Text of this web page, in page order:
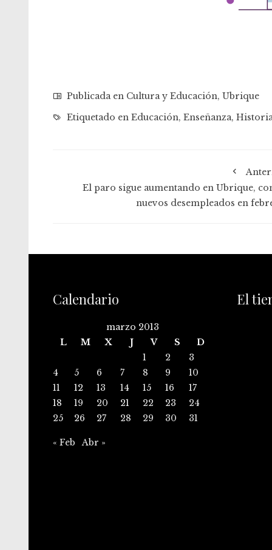
Publicada en Cultura y Educación, Ubrique
Etiquetado en Educación, Enseñanza,
El paro sigue aumentando en Ubrique,
nuevos desempleados en
Calendario
marzo 2013
L
M X J V S
D
1
2
3
4
5 6 7 8 9
10
11
12 13 14 15 16
17
18
19 20 21 22 23
24
25
26 27 28 29 30 31
« Feb Abr »
El